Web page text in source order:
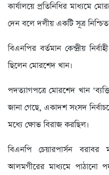
কার্যালয়ে প্রতিনিধির মাধ্যমে
দেন বলে দলীয় একটি সূত্র
বিএনপির বর্তমান কেন্দ্রীয়
ছিলেন মোরশেদ খান।
পদত্যাগপত্রে মোরশেদ খান
জানা গেছে, একাদশ সংসদ
মধ্যে ক্ষোভ বিরাজ করছিল।
বিএনপি চেয়ারপার্সন
আলমগীরের মাধ্যমে পাঠানো